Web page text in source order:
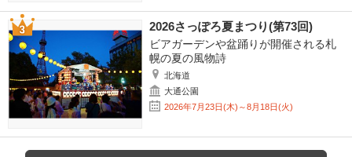
2026さっぽろ夏まつり(第73回)
ビアガーデンや盆踊りが開催される札
幌の夏の風物詩
北海道
大通公園
2026年7月23日(木)～8月18日(火)